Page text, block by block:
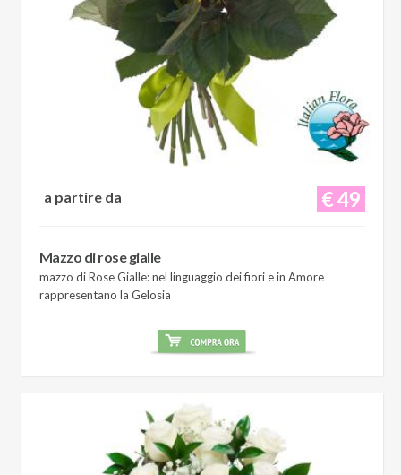
€ 49
a partire da
Mazzo di rose gialle
mazzo di Rose Gialle: nel linguaggio dei fiori e in Amore
rappresentano la Gelosia